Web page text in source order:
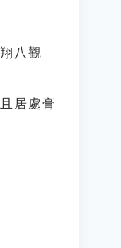
八觀
居處膏